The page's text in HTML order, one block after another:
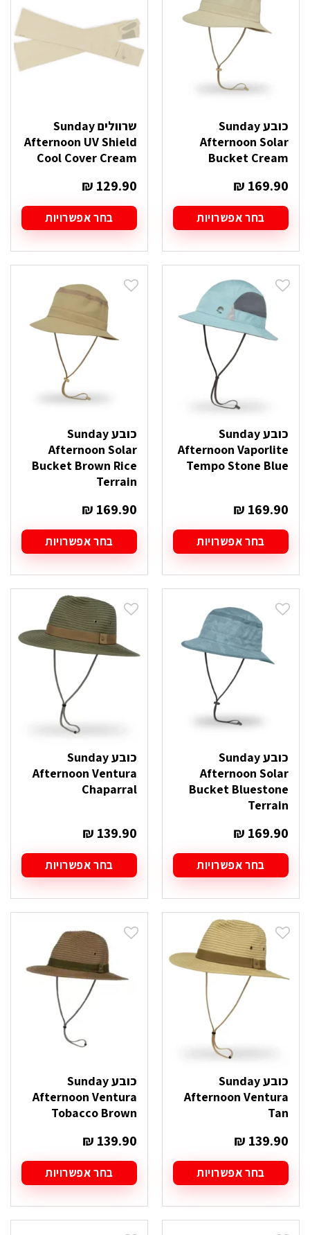
האפשרויות
את
האפשרויות
בעמוד
המוצר
כובע Sunday
Afternoon Solar
Bucket Cream
₪ 169.90
בחר אפשרויות
זה
יש
סוגים.
לבחור
האפשרויות
שרוולים Sunday
Afternoon UV Shield
Cool Cover Cream
₪ 129.90
בחר אפשרויות
זה
יש
סוגים.
האפשרויות
כובע Sunday
Afternoon Vaporlite
Tempo Stone Blue
₪ 169.90
בחר אפשרויות
זה
יש
סוגים.
לבחור
האפשרויות
כובע Sunday
Afternoon Solar
Bucket Brown Rice
Terrain
₪ 169.90
בחר אפשרויות
זה
יש
סוגים.
לבחור
את
האפשרויות
כובע Sunday
Afternoon Solar
Bucket Bluestone
Terrain
₪ 169.90
בחר אפשרויות
זה
יש
סוגים.
לבחור
את
האפשרויות
כובע Sunday
Afternoon Ventura
Chaparral
₪ 139.90
בחר אפשרויות
זה
יש
סוגים.
את
האפשרויות
כובע Sunday
Afternoon Ventura
Tan
₪ 139.90
בחר אפשרויות
זה
יש
כובע Sunday
Afternoon Ventura
Tobacco Brown
₪ 139.90
בחר אפשרויות
זה
יש